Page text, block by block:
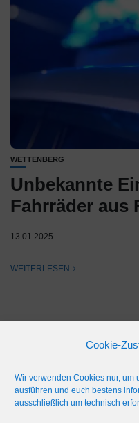
Cookie-
Wir verwenden Cookies nur, um
ausführen und euch bestens
ausschließlich um technisch
WETTENBERG
Unbekannte
Fahrräder aus
13.01.2025
WEITERLESEN